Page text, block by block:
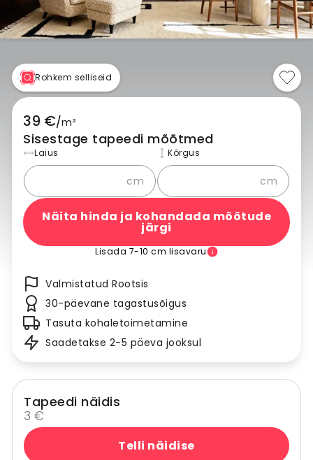
Rohkem selliseid
39 €/m²
Sisestage tapeedi mõõtmed
Laius
cm
Kõrgus
cm
Näita hinda ja kohandada mõõtude
järgi
Lisada 7-10 cm lisavaru
Valmistatud Rootsis
30-päevane tagastusõigus
Tasuta kohaletoimetamine
Saadetakse 2-5 päeva jooksul
Tapeedi näidis
3 €
Telli näidise